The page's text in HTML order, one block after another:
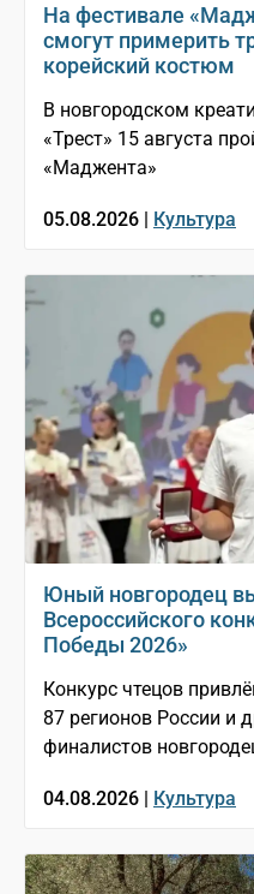
На фестивале
смогут примерить
корейский костюм
В новгородском
«Трест» 15 августа
«Маджента»
05.08.2026 | Культура
Юный новгородец
Всероссийского
Победы 2026»
Конкурс чтецов
87 регионов России и
финалистов
04.08.2026 | Культура